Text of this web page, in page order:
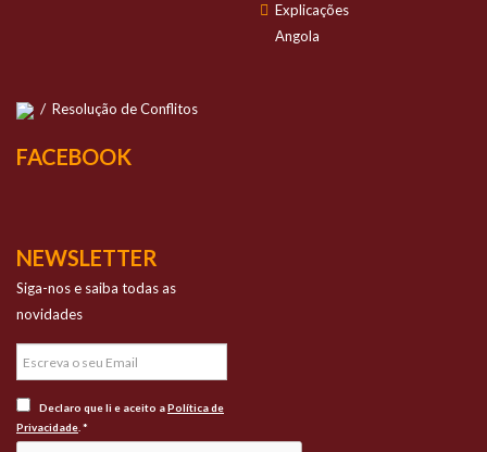
Explicações
Angola
/ Resolução de Conflitos
FACEBOOK
NEWSLETTER
Siga-nos e saiba todas as
novidades
Declaro que li e aceito aPolítica de
Privacidade . *